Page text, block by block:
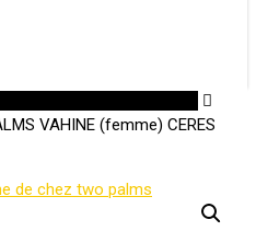
VAHINE (femme) CERES